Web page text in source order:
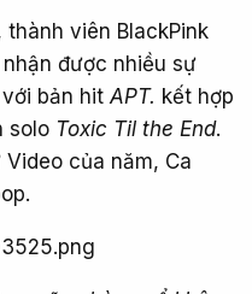
viên BlackPink
được nhiều sự
với bản hitAPT. kết hợp
solo Toxic Til the End.
của năm, Ca